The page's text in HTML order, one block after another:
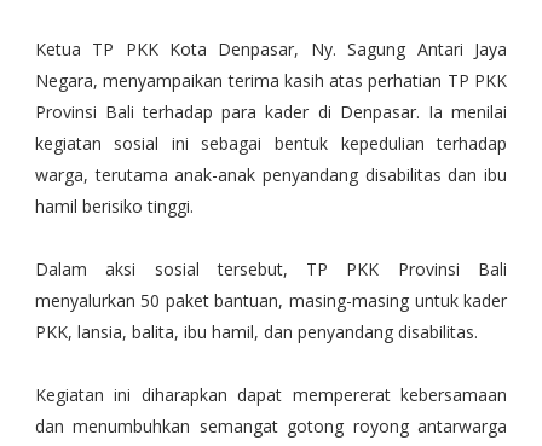
Ketua TP PKK Kota Denpasar, Ny. Sagung Antari Jaya
Negara, menyampaikan terima kasih atas perhatian TP PKK
Provinsi Bali terhadap para kader di Denpasar. Ia menilai
kegiatan sosial ini sebagai bentuk kepedulian terhadap
warga, terutama anak-anak penyandang disabilitas dan ibu
hamil berisiko tinggi.
Dalam aksi sosial tersebut, TP PKK Provinsi Bali
menyalurkan 50 paket bantuan, masing-masing untuk kader
PKK, lansia, balita, ibu hamil, dan penyandang disabilitas.
Kegiatan ini diharapkan dapat mempererat kebersamaan
dan menumbuhkan semangat gotong royong antarwarga